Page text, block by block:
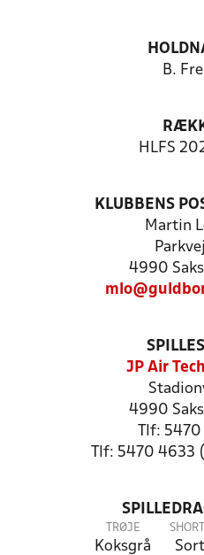
B.
HLFS
KLUBBENS
Martin
4990
JP Air
4990
Tlf:
Tlf: 5470 4633
TRØJE
Koksgrå Sort